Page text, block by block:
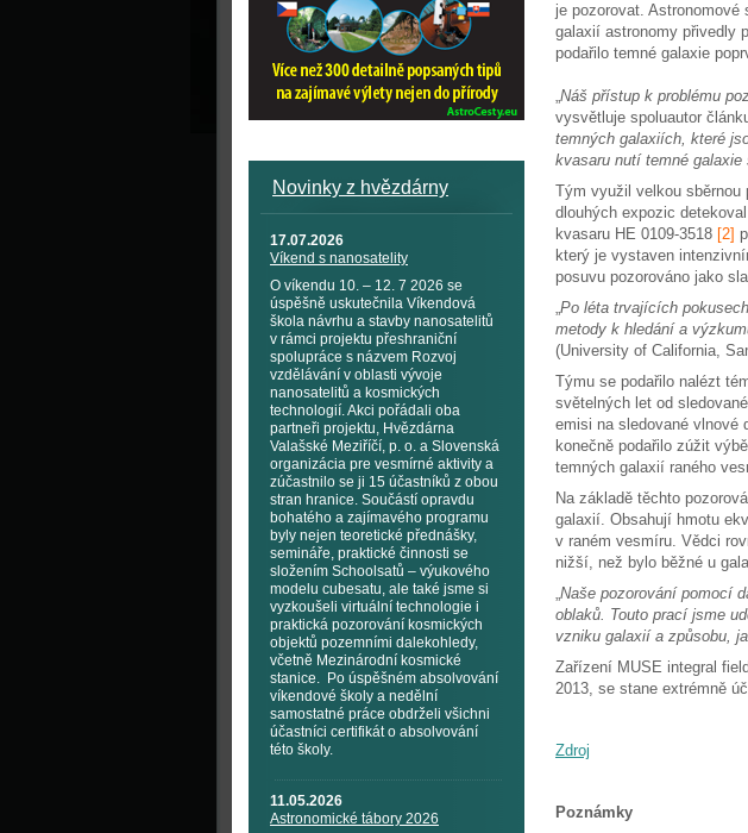
Novinky z hvězdárny
17.07.2026
Víkend s nanosatelity
O víkendu 10. – 12. 7 2026 se
úspěšně uskutečnila Víkendová
škola návrhu a stavby nanosatelitů
v rámci projektu přeshraniční
spolupráce s názvem Rozvoj
vzdělávání v oblasti vývoje
nanosatelitů a kosmických
technologií. Akci pořádali oba
partneři projektu, Hvězdárna
Valašské Meziříčí, p. o. a Slovenská
organizácia pre vesmírné aktivity a
zúčastnilo se ji 15 účastníků z obou
stran hranice. Součástí opravdu
bohatého a zajímavého programu
byly nejen teoretické přednášky,
semináře, praktické činnosti se
složením Schoolsatů – výukového
modelu cubesatu, ale také jsme si
vyzkoušeli virtuální technologie i
praktická pozorování kosmických
objektů pozemními dalekohledy,
včetně Mezinárodní kosmické
stanice. Po úspěšném absolvování
víkendové školy a nedělní
samostatné práce obdrželi všichni
účastníci certifikát o absolvování
této školy.
11.05.2026
Astronomické tábory 2026
je pozorovat.
galaxií astronomy přivedly
podařilo temné galaxie
„Náš přístup k problému
vysvětluje spoluautor
temných galaxiích, které
kvasaru nutí temné
Tým využil velkou sběrnou
dlouhých expozic
kvasaru HE 0109-3518 [2]
který je vystaven
posuvu pozorováno jako
„Po léta trvajících
metody k hledání a
(University of California,
Týmu se podařilo nalézt
světelných let od
emisi na sledované vlnové
konečně podařilo zúžit
temných galaxií raného
Na základě těchto
galaxií. Obsahují hmotu
v raném vesmíru. Vědci
nižší, než bylo běžné u
„Naše pozorování pomocí
oblaků. Touto prací jsme
vzniku galaxií a způsobu,
Zařízení MUSE integral
2013, se stane extrémně
Zdroj
Poznámky